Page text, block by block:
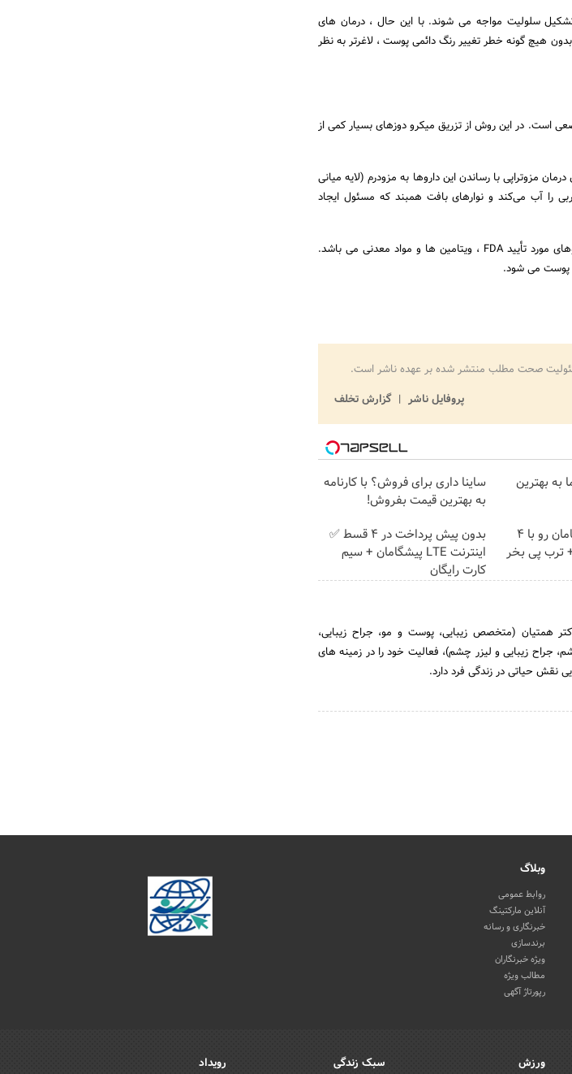
خود با تشکیل سلولیت مواجه می شوند. با این حال ، درمان های
هیچ گونه خطر تغییر رنگ دائمی پوست ، لاغرتر به نظر
است. در این روش از تزریق میکرو دوزهای بسیار کمی از
مزوتراپی با رساندن این داروها به مزودرم (لایه میانی
آب می‌کند و نوارهای بافت همبند که مسئول ایجاد
این داروها از طریق تزریق های متعدد حاوی انواع مختلف داروهای مورد تأیید FDA ، ویتامین ها و مواد معدنی می باشد.
پوست می شود.
صحت مطلب منتشر شده بر عهده ناشر است.
پروفایل ناشر
گزارش تخلف
بهترین
ساینا داری برای فروش؟ با کارنامه
به بهترین قیمت بفروش!
اینترنت LTE پیشگامان رو با 4
ترب پی بخر
بدون پیش پرداخت در 4 قسط ✅
اینترنت LTE پیشگامان + سیم
کارت رایگان
ماه 1398 با همکاری خانم دکتر همتیان (متخصص زیبایی، پوست و مو، جراح زیبایی،
جراح زیبایی و لیزر چشم)، فعالیت خود را در زمینه های
نقش حیاتی در زندگی فرد دارد.
وبلاگ
روابط عمومی
آنلاین مارکتینگ
خبرنگاری و رسانه
برندسازی
ویژه خبرنگاران
مطالب ویژه
رپورتاژ آگهی
ورزش سبک زندگی رویداد